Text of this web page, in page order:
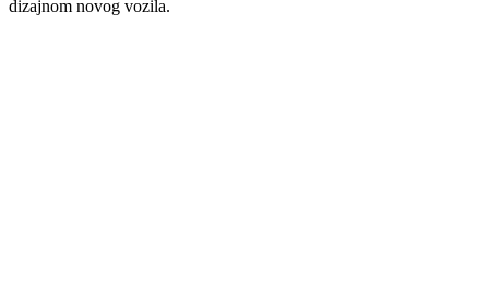
dizajnom novog vozila.